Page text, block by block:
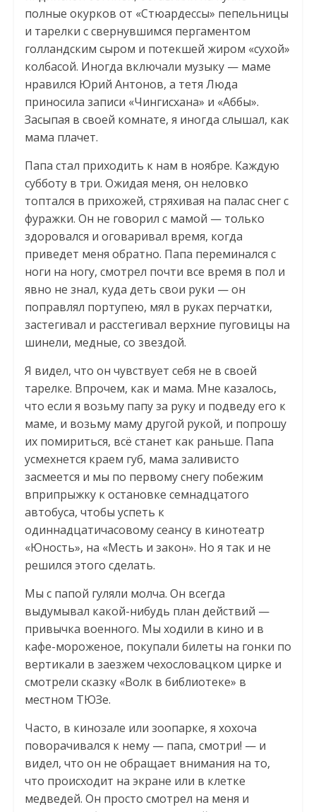
полные окурков от «Стюардессы» пепельницы
и тарелки с свернувшимся пергаментом
голландским сыром и потекшей жиром «сухой»
колбасой. Иногда включали музыку — маме
нравился Юрий Антонов, а тетя Люда
приносила записи «Чингисхана» и «Аббы».
Засыпая в своей комнате, я иногда слышал, как
мама плачет.
Папа стал приходить к нам в ноябре. Каждую
субботу в три. Ожидая меня, он неловко
топтался в прихожей, стряхивая на палас снег с
фуражки. Он не говорил с мамой — только
здоровался и оговаривал время, когда
приведет меня обратно. Папа переминался с
ноги на ногу, смотрел почти все время в пол и
явно не знал, куда деть свои руки — он
поправлял портупею, мял в руках перчатки,
застегивал и расстегивал верхние пуговицы на
шинели, медные, со звездой.
Я видел, что он чувствует себя не в своей
тарелке. Впрочем, как и мама. Мне казалось,
что если я возьму папу за руку и подведу его к
маме, и возьму маму другой рукой, и попрошу
их помириться, всё станет как раньше. Папа
усмехнется краем губ, мама заливисто
засмеется и мы по первому снегу побежим
вприпрыжку к остановке семнадцатого
автобуса, чтобы успеть к
одиннадцатичасовому сеансу в кинотеатр
«Юность», на «Месть и закон». Но я так и не
решился этого сделать.
Мы с папой гуляли молча. Он всегда
выдумывал какой-нибудь план действий —
привычка военного. Мы ходили в кино и в
кафе-мороженое, покупали билеты на гонки по
вертикали в заезжем чехословацком цирке и
смотрели сказку «Волк в библиотеке» в
местном ТЮЗе.
Часто, в кинозале или зоопарке, я хохоча
поворачивался к нему — папа, смотри! — и
видел, что он не обращает внимания на то,
что происходит на экране или в клетке
медведей. Он просто смотрел на меня и